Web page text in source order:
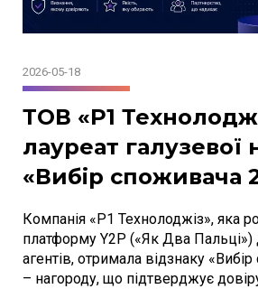
2026-05-18
ТОВ «Р1
лауреат галузевої
«Вибір споживача
Компанія «Р1 Технолоджіз», яка
платформу Y2P («Як Два Пальці»)
агентів, отримала відзнаку
– нагороду, що підтверджує